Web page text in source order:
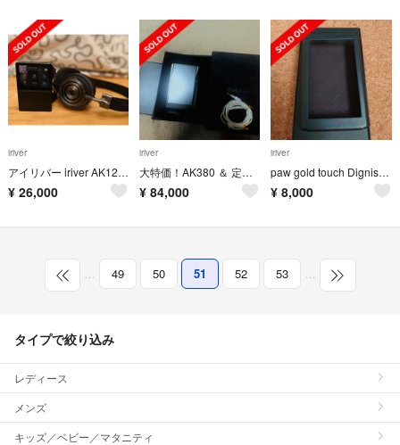
iriver
アイリバー iriver AK120 MASTER & DYNAMIC MH30
¥ 26,000
iriver
大特価！AK380 ＆ 定価5万円のリケーブルつき
¥ 84,000
iriver
paw gold touch Dignis ケース 美品
¥ 8,000
… 49 50 51 52 53 …
タイプで絞り込み
レディース
メンズ
キッズ／ベビー／マタニティ